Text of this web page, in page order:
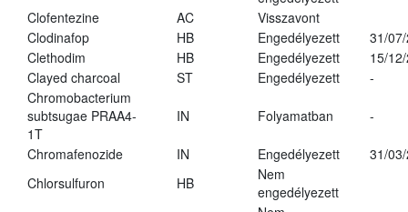
Clofentezine
AC
Visszavont
Clodinafop
HB Engedélyezett
31/
Clethodim
HB Engedélyezett
15/
Clayed charcoal
ST Engedélyezett
-
Chromobacterium
subtsugae PRAA4-
1T
IN Folyamatban -
Chromafenozide IN Engedélyezett
31/
Chlorsulfuron
HB
Nem
engedélyezett